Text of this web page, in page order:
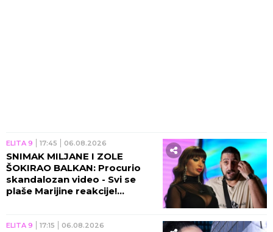
ELITA 9 17:45 06.08.2026
SNIMAK MILJANE I ZOLE
ŠOKIRAO BALKAN: Procurio
skandalozan video - Svi se
plaše Marijine reakcije!
ELITA 9 17:15 06.08.2026